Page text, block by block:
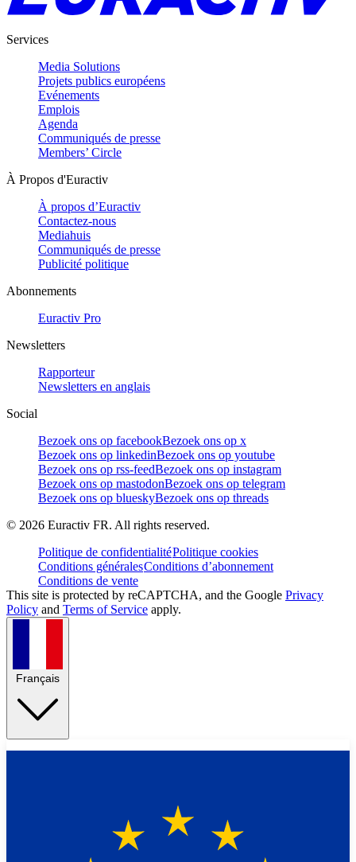
Services
Media Solutions
Projets publics européens
Evénements
Emplois
Agenda
Communiqués de presse
Members’ Circle
À Propos d'Euractiv
À propos d’Euractiv
Contactez-nous
Mediahuis
Communiqués de presse
Publicité politique
Abonnements
Euractiv Pro
Newsletters
Rapporteur
Newsletters en anglais
Social
Bezoek ons op facebookBezoek ons op x
Bezoek ons op linkedinBezoek ons op youtube
Bezoek ons op rss-feedBezoek ons op instagram
Bezoek ons op mastodonBezoek ons op telegram
Bezoek ons op blueskyBezoek ons op threads
© 2026 Euractiv FR. All rights reserved.
Politique de confidentialitéPolitique cookies
Conditions généralesConditions d’abonnement
Conditions de vente
This site is protected by reCAPTCHA, and the Google Privacy
Policy and Terms of Service apply.
Français